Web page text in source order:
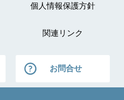
個人情報保護方針
関連リンク
お問合せ